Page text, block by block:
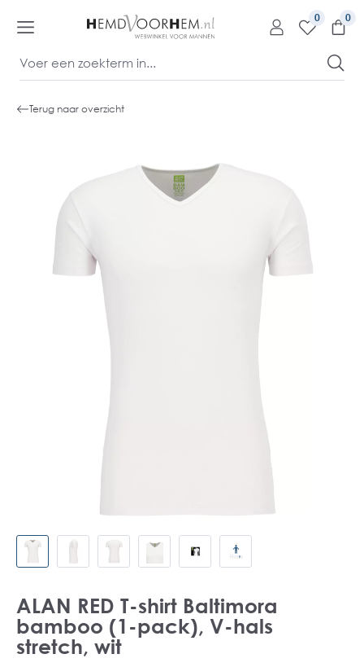
0
Terug naar overzicht
ALAN RED T-shirt Baltimora
bamboo (1-pack), V-hals
stretch, wit